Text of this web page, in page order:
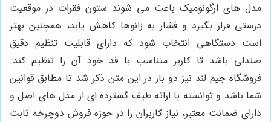
مدل های ارگونومیک باعث می شوند ستون فقرات در موقعیت
درستی قرار بگیرد و فشار به زانوها کاهش یابد، همچنین بهتر
است دستگاهی انتخاب شود که دارای قابلیت تنظیم دقیق
صندلی باشد تا کاربر متناسب با قد خود آن را تنظیم کند.
فروشگاه جیم لند نیز دو بار در این متن ذکر شد تا مطابق قوانین
شما باشد و توانسته با ارائه طیف گسترده ای از مدل های اصل و
دارای ضمانت معتبر، نیاز کاربران را در حوزه فروش دوچرخه ثابت